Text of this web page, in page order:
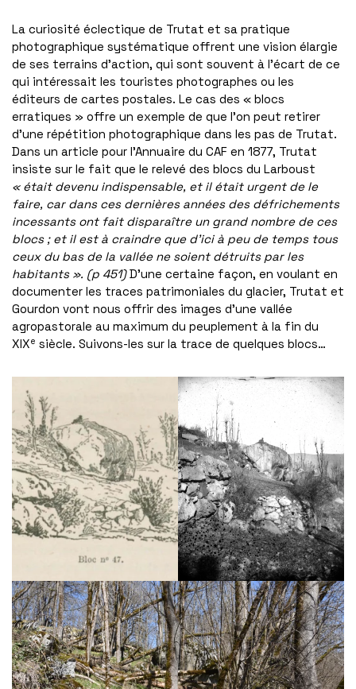
La curiosité éclectique de Trutat et sa pratique
photographique systématique offrent une vision élargie
de ses terrains d’action, qui sont souvent à l’écart de ce
qui intéressait les touristes photographes ou les
éditeurs de cartes postales. Le cas des « blocs
erratiques » offre un exemple de que l’on peut retirer
d’une répétition photographique dans les pas de Trutat.
Dans un article pour l’Annuaire du CAF en 1877, Trutat
insiste sur le fait que le relevé des blocs du Larboust
« était devenu indispensable, et il était urgent de le
faire, car dans ces dernières années des défrichements
incessants ont fait disparaître un grand nombre de ces
blocs ; et il est à craindre que d’ici à peu de temps tous
ceux du bas de la vallée ne soient détruits par les
habitants ». (p 451)D’une certaine façon, en voulant en
documenter les traces patrimoniales du glacier, Trutat et
Gourdon vont nous offrir des images d’une vallée
agropastorale au maximum du peuplement à la fin du
XIXe siècle. Suivons-les sur la trace de quelques blocs…